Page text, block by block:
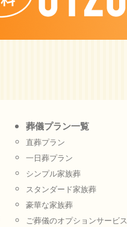
葬儀プラン一覧
直葬プラン
一日葬プラン
シンプル家族葬
スタンダード家族葬
豪華な家族葬
ご葬儀のオプションサービス